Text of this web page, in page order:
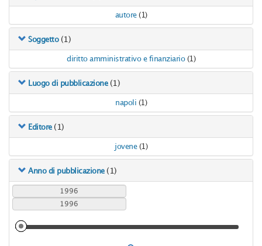
autore (1)
Soggetto (1)
diritto amministrativo e finanziario (1)
Luogo di pubblicazione (1)
napoli (1)
Editore (1)
jovene (1)
Anno di pubblicazione (1)